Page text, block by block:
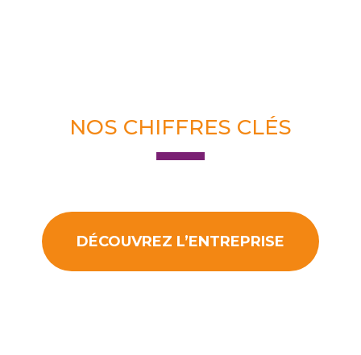
NOS CHIFFRES CLÉS
DÉCOUVREZ L’ENTREPRISE